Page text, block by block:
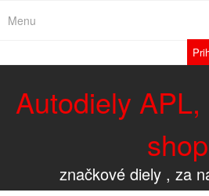
Menu
Autodiely
shop
značkové diely , za